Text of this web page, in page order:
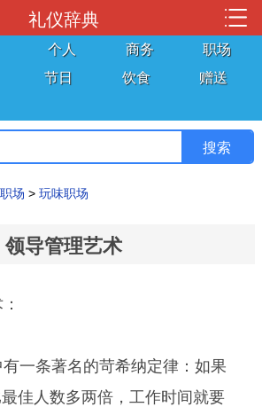
礼仪辞典
个人 商务
职场
节日 饮食
赠送
职场 > 玩味职场
领导管理艺术
一条著名的苛希纳定律：如果
佳人数多两倍，工作时间就要